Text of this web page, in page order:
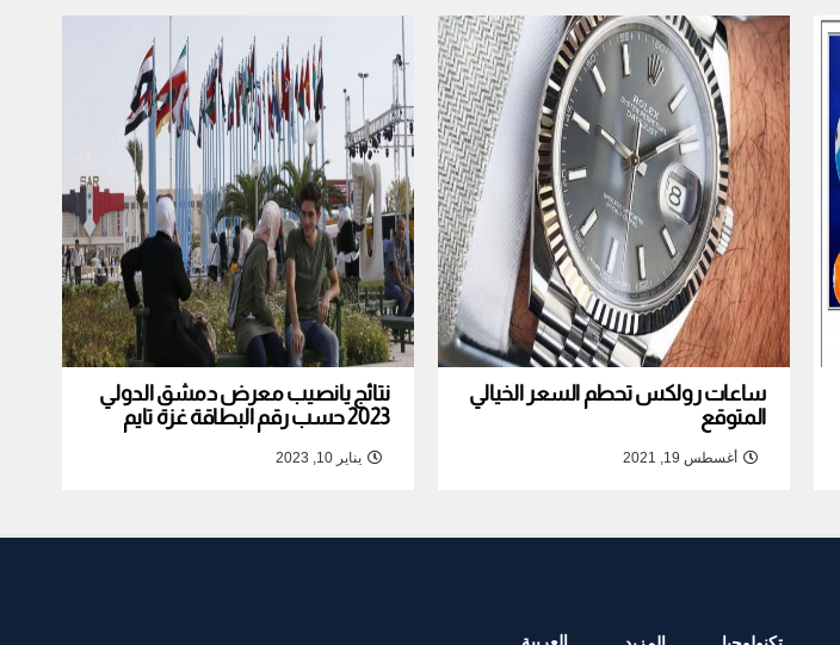
ساعات رولكس تحطم السعر الخيالي
المتوقع
أغسطس 19, 2021
نتائج يانصيب معرض دمشق الدولي
2023 حسب رقم البطاقة غزة تايم
يناير 10, 2023